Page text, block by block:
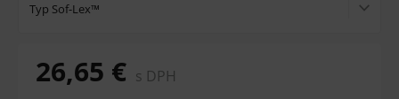
Typ Sof-Lex™
26,65 € s DPH